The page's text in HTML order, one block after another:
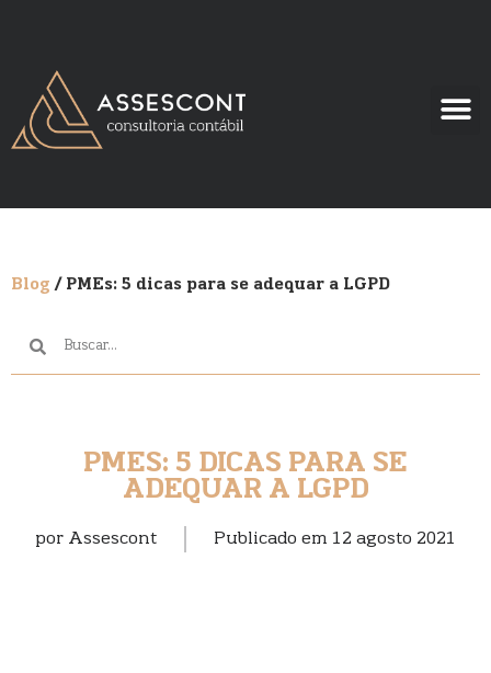
Blog/ PMEs: 5 dicas para se adequar a LGPD
PMES: 5 DICAS PARA SE
ADEQUAR A LGPD
por Assescont Publicado em 12 agosto 2021